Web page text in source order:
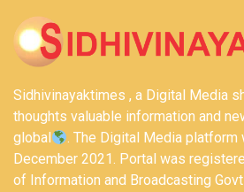
Sidhivinayaktimes , a Digital Media
thoughts valuable information and
global
. The Digital Media platform
December 2021. Portal was
of Information and Broadcasting